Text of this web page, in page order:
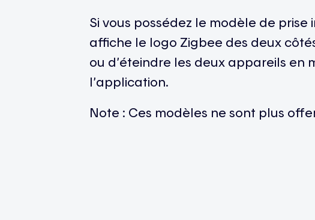
Si vous possédez le modèle de
affiche le logo Zigbee des deux
ou d’éteindre les deux appareils en
l’application.
Note : Ces modèles ne sont plus